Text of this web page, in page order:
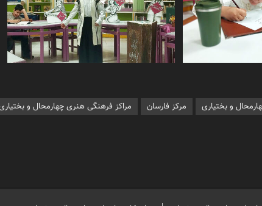
و بختیاری مرکز فارسان مراکز فرهنگی هنری چهارمحال و